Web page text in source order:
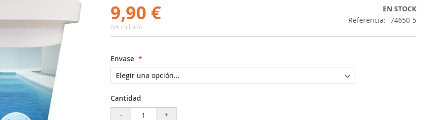
9,90 €
IVA incluido
EN STOCK
Referencia
74650-5
Envase
Cantidad
-
+